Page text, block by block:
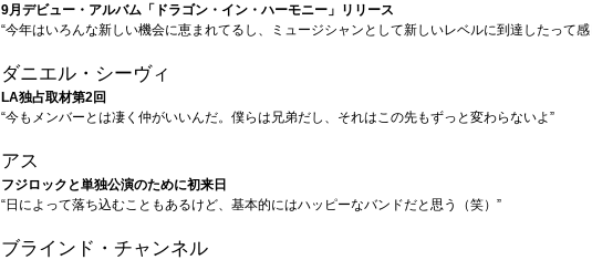
9月デビュー・アルバム「ドラゴン・イン・ハーモニー」リリース
“今年はいろんな新しい機会に恵まれてるし、ミュージシャンとして新しいレベルに到達したって感
ダニエル・シーヴィ
LA独占取材第2回
“今もメンバーとは凄く仲がいいんだ。僕らは兄弟だし、それはこの先もずっと変わらないよ”
アス
フジロックと単独公演のために初来日
“日によって落ち込むこともあるけど、基本的にはハッピーなバンドだと思う（笑）”
ブラインド・チャンネル